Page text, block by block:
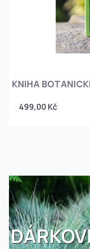
KNIHA
499,00 Kč